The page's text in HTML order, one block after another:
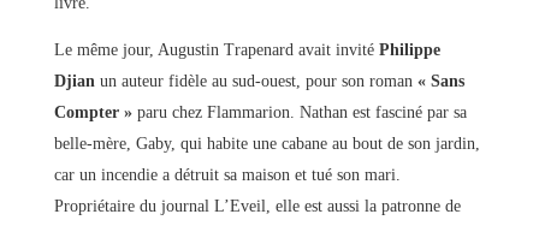
Le même jour, Augustin Trapenard avait invité Philippe
Djian un auteur fidèle au sud-ouest, pour son roman « Sans
Compter »paru chez Flammarion. Nathan est fasciné par sa
belle-mère, Gaby, qui habite une cabane au bout de son jardin,
car un incendie a détruit sa maison et tué son mari.
Propriétaire du journal L’Eveil, elle est aussi la patronne de